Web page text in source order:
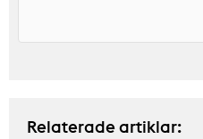
Relaterade artiklar: